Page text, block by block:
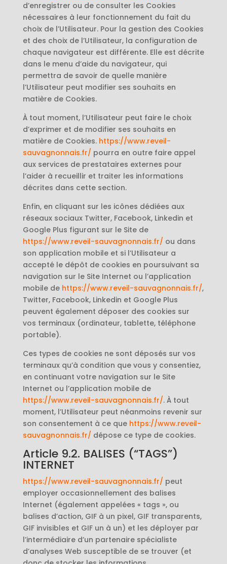
d’enregistrer ou de consulter les Cookies
nécessaires à leur fonctionnement du fait du
choix de l’Utilisateur. Pour la gestion des Cookies
et des choix de l’Utilisateur, la configuration de
chaque navigateur est différente. Elle est décrite
dans le menu d’aide du navigateur, qui
permettra de savoir de quelle manière
l’Utilisateur peut modifier ses souhaits en
matière de Cookies.
À tout moment, l’Utilisateur peut faire le choix
d’exprimer et de modifier ses souhaits en
matière de Cookies. https://www.reveil-
sauvagnonnais.fr/ pourra en outre faire appel
aux services de prestataires externes pour
l’aider à recueillir et traiter les informations
décrites dans cette section.
Enfin, en cliquant sur les icônes dédiées aux
réseaux sociaux Twitter, Facebook, Linkedin et
Google Plus figurant sur le Site de
https://www.reveil-sauvagnonnais.fr/ ou dans
son application mobile et si l’Utilisateur a
accepté le dépôt de cookies en poursuivant sa
navigation sur le Site Internet ou l’application
mobile de https://www.reveil-sauvagnonnais.fr/,
Twitter, Facebook, Linkedin et Google Plus
peuvent également déposer des cookies sur
vos terminaux (ordinateur, tablette, téléphone
portable).
Ces types de cookies ne sont déposés sur vos
terminaux qu’à condition que vous y consentiez,
en continuant votre navigation sur le Site
Internet ou l’application mobile de
https://www.reveil-sauvagnonnais.fr/. À tout
moment, l’Utilisateur peut néanmoins revenir sur
son consentement à ce que https://www.reveil-
sauvagnonnais.fr/ dépose ce type de cookies.
Article 9.2. BALISES (“TAGS”)
INTERNET
https://www.reveil-sauvagnonnais.fr/ peut
employer occasionnellement des balises
Internet (également appelées « tags », ou
balises d’action, GIF à un pixel, GIF transparents,
GIF invisibles et GIF un à un) et les déployer par
l’intermédiaire d’un partenaire spécialiste
d’analyses Web susceptible de se trouver (et